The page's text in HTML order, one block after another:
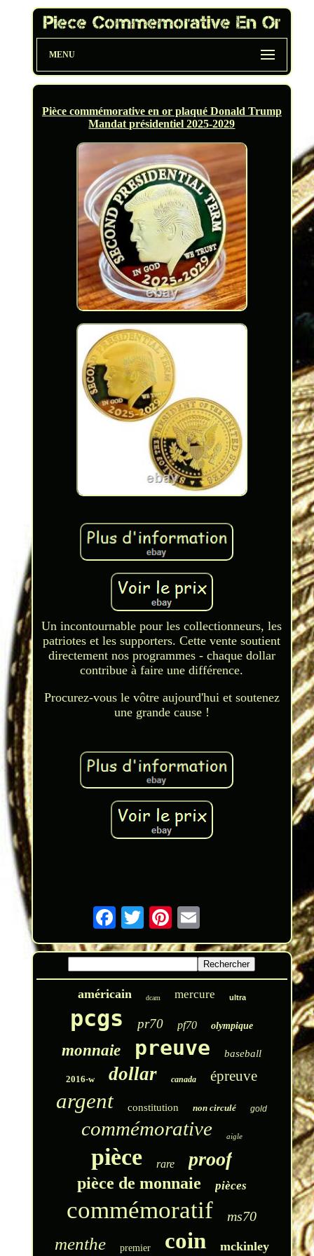
MENU
Pièce commémorative en or plaqué Donald Trump
Mandat présidentiel 2025-2029
Un incontournable pour les collectionneurs, les
patriotes et les supporters. Cette vente soutient
directement nos programmes - chaque dollar
contribue à faire une différence.
Procurez-vous le vôtre aujourd'hui et soutenez
une grande cause !
américain dcam mercure ultra
pcgs pr70 pf70 olympique
monnaie preuve baseball
2016-w dollar canada épreuve
argent constitution non circulé gold
commémorative aigle
pièce rare proof
pièce de monnaie pièces
commémoratif ms70
menthe premier coin mckinley